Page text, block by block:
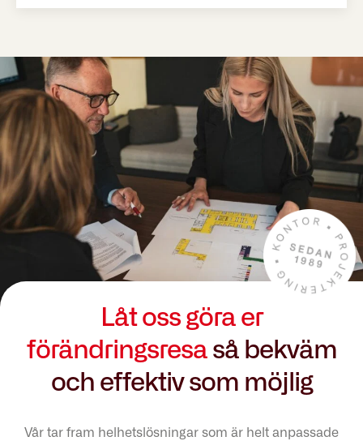
Låt oss göra er
förändringsresa så bekväm
och effektiv som möjlig
Vår tar fram helhetslösningar som är helt anpassade